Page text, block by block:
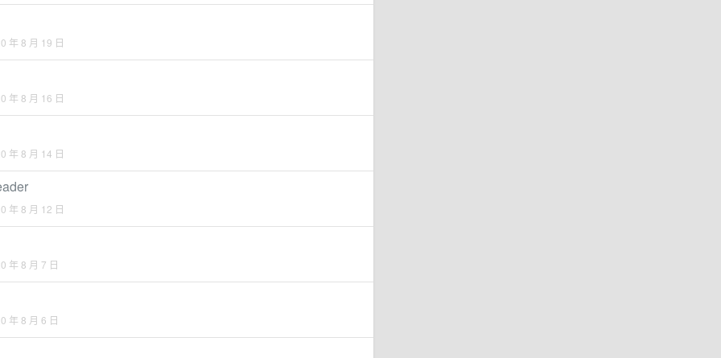
年 8 月 19 日
年 8 月 16 日
年 8 月 14 日
年 8 月 12 日
年 8 月 7 日
年 8 月 6 日